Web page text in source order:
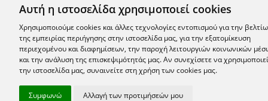
Αυτή η ιστοσελίδα χρησιμοποιεί cookies
Χρησιμοποιούμε cookies και άλλες τεχνολογίες εντοπισμού για την
της εμπειρίας περιήγησης στην ιστοσελίδα μας, για την εξατομίκευση
περιεχομένου και διαφημίσεων, την παροχή λειτουργιών κοινωνικών
και την ανάλυση της επισκεψιμότητάς μας. Αν συνεχίσετε να
την ιστοσελίδα μας, συναινείτε στη χρήση των cookies μας.
Συμφωνώ Αλλαγή των προτιμήσεών μου
Κάντε τις πληρωμές σας με Κατάθεση, Κατά
την Παράδοση ή με Πιστωτική Κάρτα στο
κατάστημα μας
+30
email:
Σας